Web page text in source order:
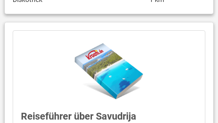
Reiseführer über Savudrija